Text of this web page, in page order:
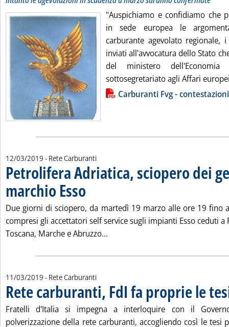
"Auspichiamo e confidiamo che
in sede europea le
carburante agevolato regionale,
inviati all'avvocatura dello Stato
del ministero
sottosegretariato agli Affari
Lista allegati PDF alla notiziaCarburanti Fvg -
12/03/2019 - Rete Carburanti
Petrolifera Adriatica, sciopero dei
marchio Esso . Pubblicata martedì 12 marzo 2019 alle 11.7.
Due giorni di sciopero, da martedì 19 marzo alle ore 19 fino
compresi gli accettatori self service sugli impianti Esso ceduti
Toscana, Marche e Abruzzo...
11/03/2019 - Rete Carburanti
Rete carburanti, FdI fa proprie le
Fratelli d'Italia si impegna a interloquire con il
polverizzazione della rete carburanti, accogliendo così le tesi